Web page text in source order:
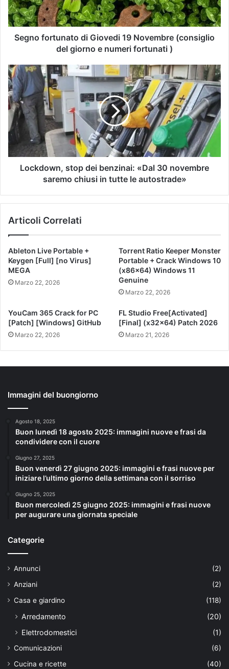
Segno fortunato di Giovedi 19 Novembre (consiglio
del giorno e numeri fortunati )
Lockdown, stop dei benzinai: «Dal 30 novembre
saremo chiusi in tutte le autostrade»
Articoli Correlati
Ableton Live Portable +
Keygen [Full] [no Virus]
MEGA
Marzo 22, 2026
Torrent Ratio Keeper Monster
Portable + Crack Windows 10
(x86x64) Windows 11
Genuine
Marzo 22, 2026
YouCam 365 Crack for PC
[Patch] [Windows] GitHub
Marzo 22, 2026
FL Studio Free[Activated]
[Final] (x32x64) Patch 2026
Marzo 21, 2026
Immagini del buongiorno
Agosto 18, 2025
Buon lunedì 18 agosto 2025: immagini nuove e frasi da
condividere con il cuore
Giugno 27, 2025
Buon venerdì 27 giugno 2025: immagini e frasi nuove per
iniziare l’ultimo giorno della settimana con il sorriso
Giugno 25, 2025
Buon mercoledì 25 giugno 2025: immagini e frasi nuove
per augurare una giornata speciale
Categorie
Annunci
(2)
Anziani
(2)
Casa e giardino
(118)
Arredamento
(20)
Elettrodomestici
(1)
Comunicazioni
(6)
Cucina e ricette
(40)